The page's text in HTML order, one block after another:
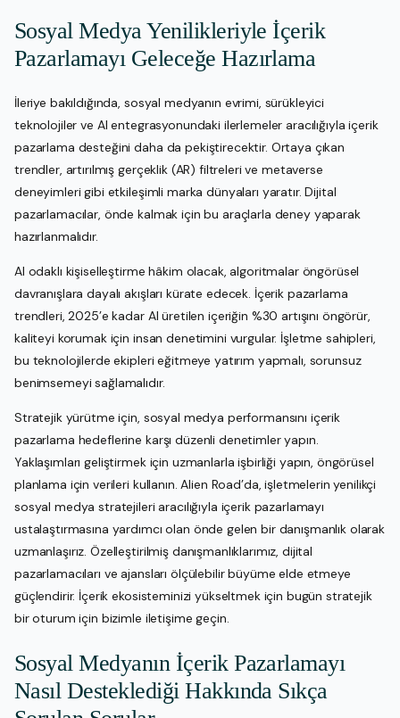
Sosyal Medya Yenilikleriyle İçerik
Pazarlamayı Geleceğe Hazırlama
İleriye bakıldığında, sosyal medyanın evrimi, sürükleyici
teknolojiler ve AI entegrasyonundaki ilerlemeler aracılığıyla içerik
pazarlama desteğini daha da pekiştirecektir. Ortaya çıkan
trendler, artırılmış gerçeklik (AR) filtreleri ve metaverse
deneyimleri gibi etkileşimli marka dünyaları yaratır. Dijital
pazarlamacılar, önde kalmak için bu araçlarla deney yaparak
hazırlanmalıdır.
AI odaklı kişiselleştirme hâkim olacak, algoritmalar öngörüsel
davranışlara dayalı akışları kürate edecek. İçerik pazarlama
trendleri, 2025’e kadar AI üretilen içeriğin %30 artışını öngörür,
kaliteyi korumak için insan denetimini vurgular. İşletme sahipleri,
bu teknolojilerde ekipleri eğitmeye yatırım yapmalı, sorunsuz
benimsemeyi sağlamalıdır.
Stratejik yürütme için, sosyal medya performansını içerik
pazarlama hedeflerine karşı düzenli denetimler yapın.
Yaklaşımları geliştirmek için uzmanlarla işbirliği yapın, öngörüsel
planlama için verileri kullanın. Alien Road’da, işletmelerin yenilikçi
sosyal medya stratejileri aracılığıyla içerik pazarlamayı
ustalaştırmasına yardımcı olan önde gelen bir danışmanlık olarak
uzmanlaşırız. Özelleştirilmiş danışmanlıklarımız, dijital
pazarlamacıları ve ajansları ölçülebilir büyüme elde etmeye
güçlendirir. İçerik ekosisteminizi yükseltmek için bugün stratejik
bir oturum için bizimle iletişime geçin.
Sosyal Medyanın İçerik Pazarlamayı
Nasıl Desteklediği Hakkında Sıkça